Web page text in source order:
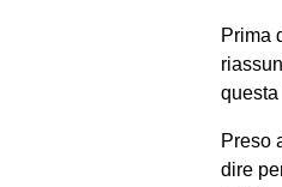
Prima
questa
Preso
dire